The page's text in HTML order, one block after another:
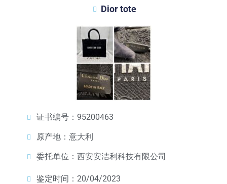
Dior tote
证书编号：95200463
原产地：意大利
委托单位：西安安洁利科技有限公司
鉴定时间：20/04/2023